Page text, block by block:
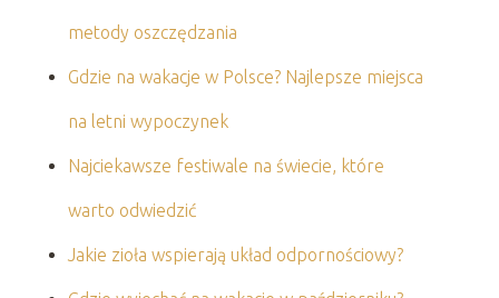
metody oszczędzania
Gdzie na wakacje w Polsce? Najlepsze miejsca
na letni wypoczynek
Najciekawsze festiwale na świecie, które
warto odwiedzić
Jakie zioła wspierają układ odpornościowy?